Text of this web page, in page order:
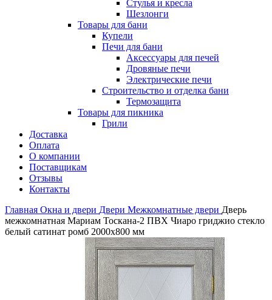
Стулья и кресла
Шезлонги
Товары для бани
Купели
Печи для бани
Аксессуары для печей
Дровяные печи
Электрические печи
Строительство и отделка бани
Термозащита
Товары для пикника
Грили
Доставка
Оплата
О компании
Поставщикам
Отзывы
Контакты
Главная Окна и двери Двери Межкомнатные двери Дверь
межкомнатная Мариам Тоскана-2 ПВХ Чиаро гриджио стекло
белый сатинат ромб 2000х800 мм